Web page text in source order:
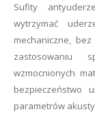
Sufity
wytrzymać
mechaniczne,
zastosowaniu
wzmocnionych
bezpieczeństwo
parametrów